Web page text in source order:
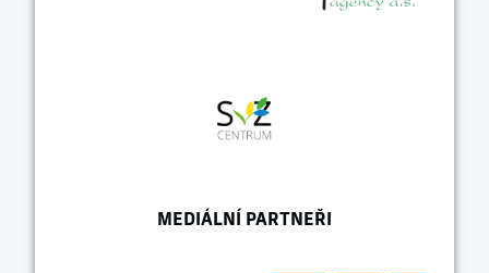
MEDIÁLNÍ PARTNEŘI